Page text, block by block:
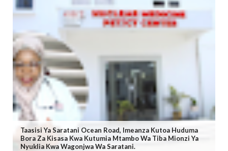
Taasisi Ya Saratani Ocean Road, Imeanza Kutoa Huduma
Bora Za Kisasa Kwa Kutumia Mtambo Wa Tiba Mionzi Ya
Nyuklia Kwa Wagonjwa Wa Saratani.